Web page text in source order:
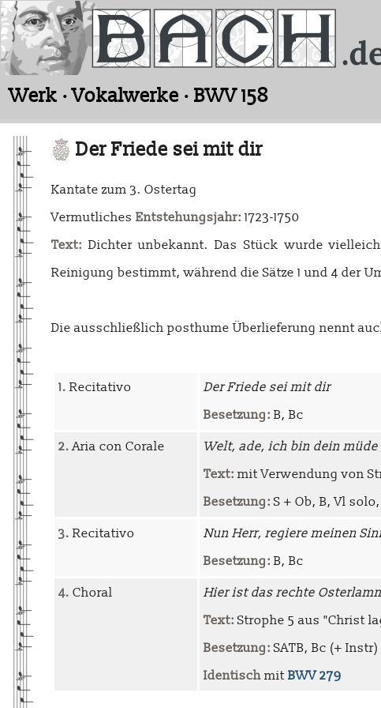
Werk · Vokalwerke · BWV 158
Der Friede sei mit dir
Kantate zum 3. Ostertag
Vermutliches Entstehungsjahr: 1723-1750
Text: Dichter unbekannt. Das Stück wurde
Reinigung bestimmt, während die Sätze 1 und 4 der
Die ausschließlich posthume Überlieferung nennt
1. Recitativo
Der Friede sei mit dir
Besetzung: B, Bc
2.Aria con Corale
Welt, ade, ich bin dein müde
Text: mit Verwendung von
Besetzung: S + Ob, B, Vl
3. Recitativo
Nun Herr, regiere meinen
Besetzung: B, Bc
4. Choral
Hier ist das rechte
Text: Strophe 5 aus "Christ
Besetzung: SATB, Bc (+ Instr)
Identisch mit BWV 279